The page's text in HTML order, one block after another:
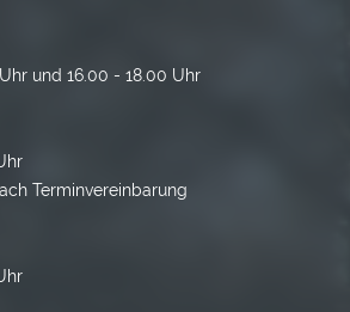
und 16.00 - 18.00 Uhr
Uhr
Terminvereinbarung